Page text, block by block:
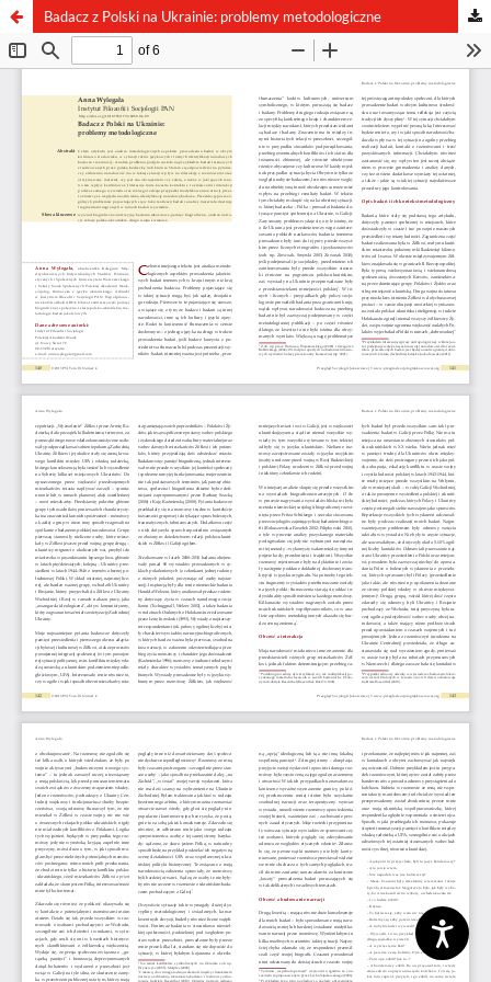
Badacz z Polski na Ukrainie: problemy metodologiczne